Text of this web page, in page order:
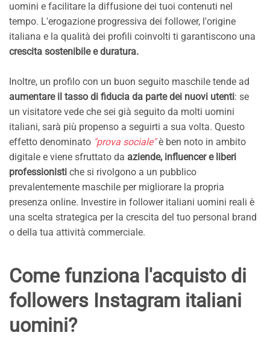
uomini e facilitare la diffusione dei tuoi contenuti nel
tempo. L'erogazione progressiva dei follower, l'origine
italiana e la qualità dei profili coinvolti ti garantiscono una
crescita sostenibile e duratura.
Inoltre, un profilo con un buon seguito maschile tende ad
aumentare il tasso di fiducia da parte dei nuovi utenti: se
un visitatore vede che sei già seguito da molti uomini
italiani, sarà più propenso a seguirti a sua volta. Questo
effetto denominato "prova sociale"è ben noto in ambito
digitale e viene sfruttato da aziende, influencer e liberi
professionisti che si rivolgono a un pubblico
prevalentemente maschile per migliorare la propria
presenza online. Investire in follower italiani uomini reali è
una scelta strategica per la crescita del tuo personal brand
o della tua attività commerciale.
Come funziona l'acquisto di
followers Instagram italiani
uomini?